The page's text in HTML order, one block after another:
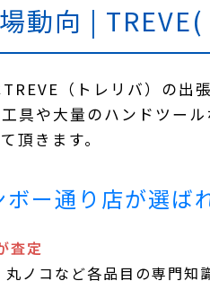
動向 | TREVE(
（トレリバ）の出
具や大量のハンドツー
頂きます。
ー通り店が選ば
査定
ノコなど各品目の専門